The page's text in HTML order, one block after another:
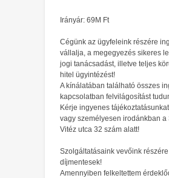
Irányár: 69M Ft
Cégünk az ügyfeleink részére
vállalja, a megegyezés sikeres
jogi tanácsadást, illetve teljes
hitel ügyintézést!
A kínálatában található összes
kapcsolatban felvilágosítást
Kérje ingyenes
vagy személyesen irodánkban a
Vitéz utca 32 szám alatt!
Szolgáltatásaink vevőink részére
díjmentesek!
Amennyiben felkeltettem